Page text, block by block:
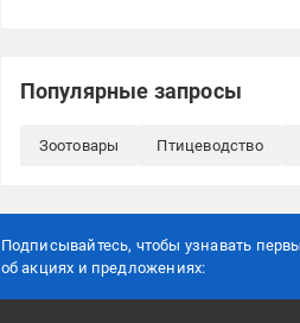
Популярные запросы
Зоотовары Птицеводство
Подписывайтесь, чтобы узнавать
об акцияx и предложениях: